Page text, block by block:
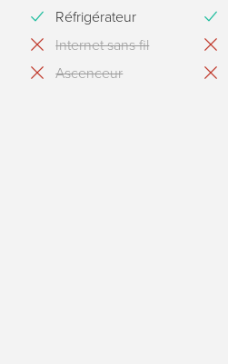
Réfrigérateur
Internet sans fil
Ascenceur